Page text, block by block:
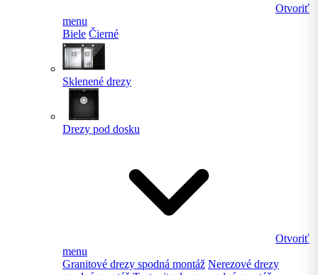
Otvoriť
menu
Biele Čierné
Sklenené drezy
Drezy pod dosku
Otvoriť
menu
Granitové drezy spodná montáž Nerezové drezy